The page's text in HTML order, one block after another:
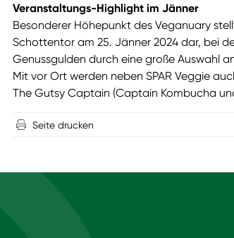
Veranstaltungs-Highlight im Jänner
Besonderer Höhepunkt des Veganuary
Schottentor am 25. Jänner 2024 dar, bei
Genussgulden durch eine große Auswahl
Mit vor Ort werden neben SPAR Veggie
The Gutsy Captain (Captain Kombucha
Seite drucken